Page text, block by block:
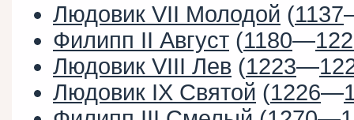
Людовик VII Молодой (1137
Филипп II Август (1180—
Людовик VIII Лев (1223—
Людовик IX Святой (1226—